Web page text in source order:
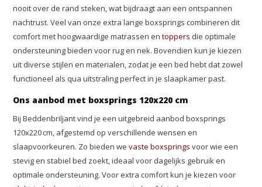
nooit over de rand steken, wat bijdraagt aan een ontspannen
nachtrust. Veel van onze extra lange boxsprings combineren dit
comfort met hoogwaardige matrassen entoppers die optimale
ondersteuning bieden voor rug en nek. Bovendien kun je kiezen
uit diverse stijlen en materialen, zodat je een bed hebt dat zowel
functioneel als qua uitstraling perfect in je slaapkamer past.
Ons aanbod met boxsprings 120x220 cm
Bij Beddenbriljant vind je een uitgebreid aanbod boxsprings
120x220 cm, afgestemd op verschillende wensen en
slaapvoorkeuren. Zo bieden wevaste boxsprings voor wie een
stevig en stabiel bed zoekt, ideaal voor dagelijks gebruik en
optimale ondersteuning. Voor extra comfort kun je kiezen voor